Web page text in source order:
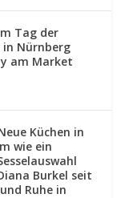
Tag der
Nürnberg
am Market
Küchen in
wie ein
Burkel seit
Ruhe in